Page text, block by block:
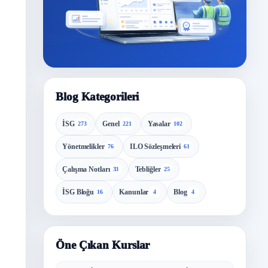
Blog Kategorileri
İSG 273 Genel 221 Yasalar 102
Yönetmelikler 76 ILO Sözleşmeleri 61
Çalışma Notları 33 Tebliğler 25
İSG Bloğu 16 Kanunlar 4 Blog 4
Öne Çıkan Kurslar